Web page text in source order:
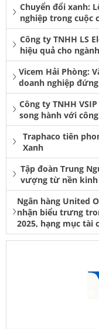
Chuyển đổi xanh:
nghiệp trong cuộc
Công ty TNHH LS
hiệu quả cho
Vicem Hải Phòng:
doanh nghiệp
Công ty TNHH
song hành với
Traphaco tiên
Xanh
Tập đoàn Trung
vượng từ nền kinh
Ngân hàng United
nhận biểu trưng
2025, hạng mục tài